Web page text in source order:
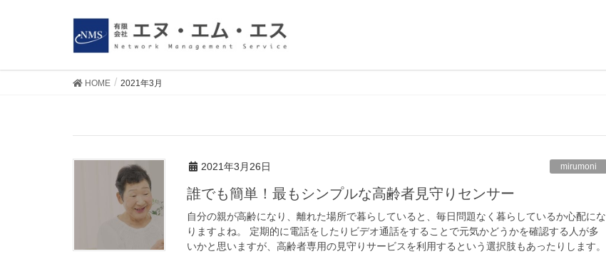
HOME 2021年3月
2021年3月26日 mirumoni
誰でも簡単！最もシンプルな高齢者見守りセンサー
自分の親が高齢になり、離れた場所で暮らしていると、毎日問題なく暮らしているか心配にな
りますよね。 定期的に電話をしたりビデオ通話をすることで元気かどうかを確認する人が多
いかと思いますが、高齢者専用の見守りサービスを利用するという選択肢もあったりします。